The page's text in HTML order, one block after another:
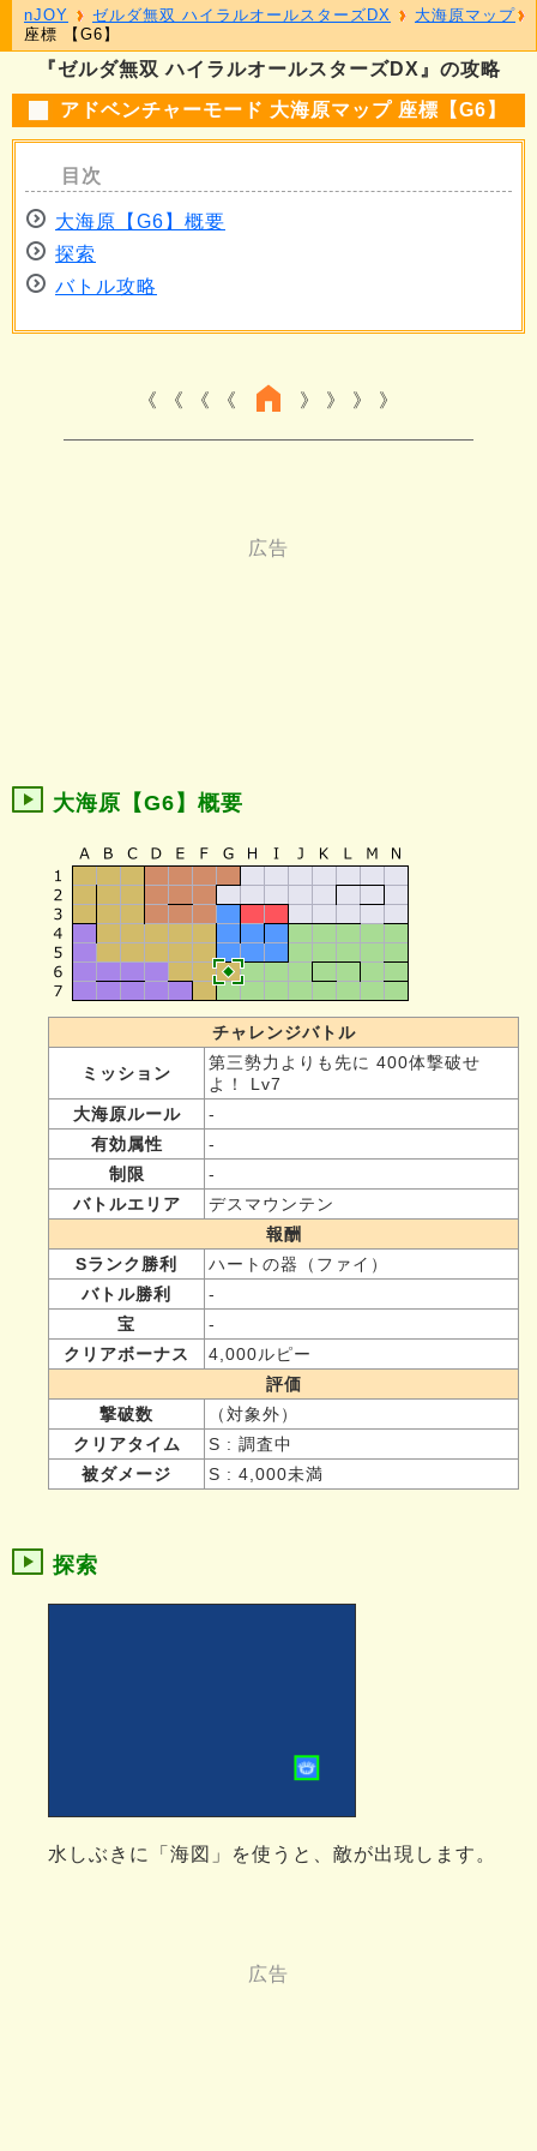
『ゼルダ無双 ハイラルオールスターズDX』の攻略
アドベンチャーモード 大海原マップ 座標【G6】
大海原【G6】概要
探索
バトル攻略
《 《 《 》 》 》
大海原【G6】概要
チャレンジバトル
ミッション
第三勢力よりも先に 400体撃破せ
よ！ Lv7
大海原ルール
-
有効属性
-
制限
-
バトルエリア
デスマウンテン
報酬
Sランク勝利
ハートの器（ファイ）
バトル勝利
-
宝
-
クリアボーナス
4,000ルピー
評価
撃破数
（対象外）
クリアタイム
S : 調査中
被ダメージ
S : 4,000未満
探索
水しぶきに「海図」を使うと、敵が出現します。
nJOY ゼルダ無双 ハイラルオールスターズDX
大海原マップ
座標 【G6】